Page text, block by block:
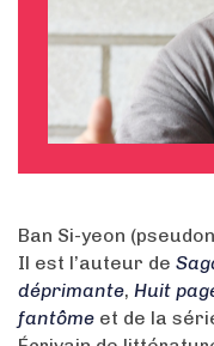
Ban Si-yeon
Il est l’auteur de
déprimante, Huit
fantôme et de la